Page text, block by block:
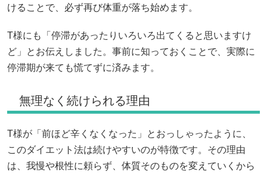
けることで、必ず再び体重が落ち始めます。
T様にも「停滞があったりいろいろ出てくると思いますけ
ど」とお伝えしました。事前に知っておくことで、実際に
停滞期が来ても慌てずに済みます。
無理なく続けられる理由
T様が「前ほど辛くなくなった」とおっしゃったように、
このダイエット法は続けやすいのが特徴です。その理由
は、我慢や根性に頼らず、体質そのものを変えていくから